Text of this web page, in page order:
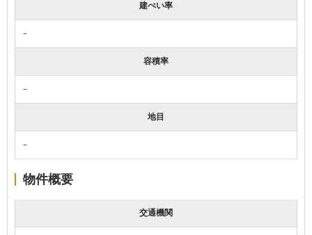
建ぺい率
－
容積率
－
地目
－
物件概要
交通機関